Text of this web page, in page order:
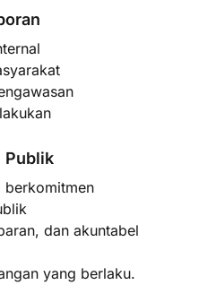
Publik
berkomitmen
dan akuntabel
yang berlaku.